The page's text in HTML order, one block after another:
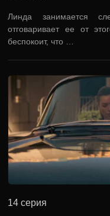
Линда занимается
отговаривает ее от
беспокоит, что …
14 серия